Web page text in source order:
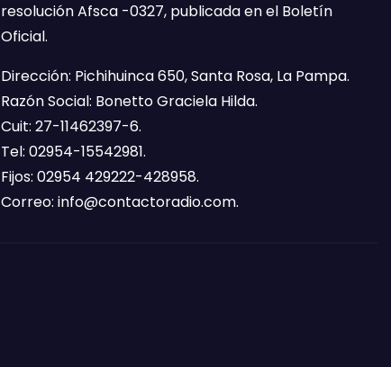
resolución Afsca -0327, publicada en el Boletín
Oficial.
Dirección: Pichihuinca 650, Santa Rosa, La Pampa.
Razón Social: Bonetto Graciela Hilda.
Cuit: 27-11462397-6.
Tel: 02954-15542981.
Fijos: 02954 429222-428958.
Correo: info@contactoradio.com.